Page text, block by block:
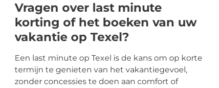
Vragen over last minute
korting of het boeken van uw
vakantie op Texel?
Een last minute op Texel is de kans om op korte
termijn te genieten van het vakantiegevoel,
zonder concessies te doen aan comfort of